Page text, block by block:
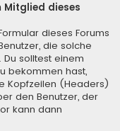
Mitglied dieses
dieses Forums
die solche
solltest einem
bekommen hast,
Kopfzeilen (Headers)
den Benutzer, der
kann dann